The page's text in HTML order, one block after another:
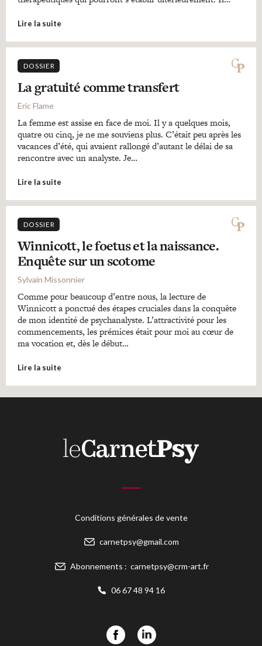
Lire la suite
DOSSIER
La gratuité comme transfert
Eric Flame
La femme est assise en face de moi. Il y a quelques mois,
quatre ou cinq, je ne me souviens plus. C’était peu après les
vacances d’été, qui avaient rallongé d’autant le délai de sa
rencontre avec un analyste. Je…
Lire la suite
DOSSIER
Winnicott, le foetus et la naissance.
Enquête sur un scotome
Sylvain Missonnier
Comme pour beaucoup d’entre nous, la lecture de
Winnicott a ponctué des étapes cruciales dans la conquête
de mon identité de psychanalyste. L’attractivité pour les
commencements, les prémices était pour moi au cœur de
ma vocation et, dès le début…
Lire la suite
Conditions générales de vente
carnetpsy@gmail.com
Abonnements : carnetpsy@crm-art.fr
06 67 48 94 16